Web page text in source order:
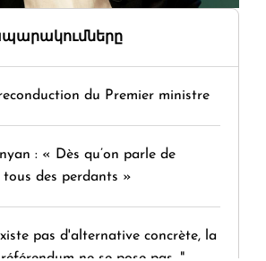
du Premier ministre
: « Dès qu’on parle de
des perdants »
pas d'alternative concrète, la